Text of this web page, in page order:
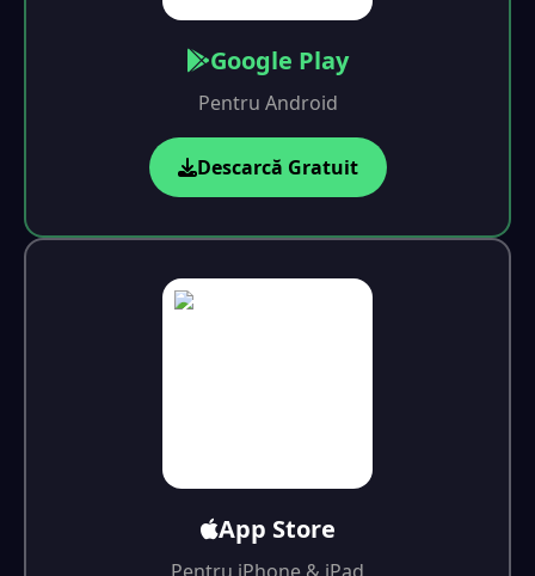
Google Play
Pentru Android
Descarcă Gratuit
App Store